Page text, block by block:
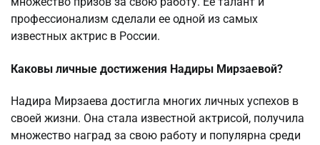
профессионализм сделали ее одной из самых
известных актрис в России.
Каковы личные достижения Надиры Мирзаевой?
Надира Мирзаева достигла многих личных успехов в
своей жизни. Она стала известной актрисой, получила
множество наград за свою работу и популярна среди